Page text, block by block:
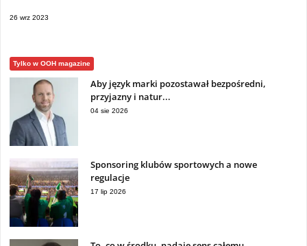
26 wrz 2023
Tylko w OOH magazine
Aby język marki pozostawał bezpośredni,
przyjazny i natur...
04 sie 2026
Sponsoring klubów sportowych a nowe
regulacje
17 lip 2026